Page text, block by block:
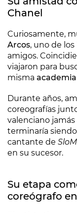
Chanel
Curiosamente,
Arcos, uno de
amigos.
viajaron para
misma academia
Durante años,
coreografías
valenciano
terminaría
cantante de
en su sucesor.
Su etapa
coreógrafo